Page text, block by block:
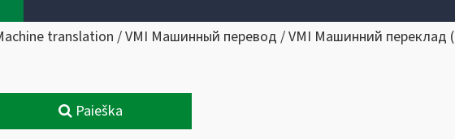
translation / VMI Машинный перевод / VMI Машинний переклад (
Paieška